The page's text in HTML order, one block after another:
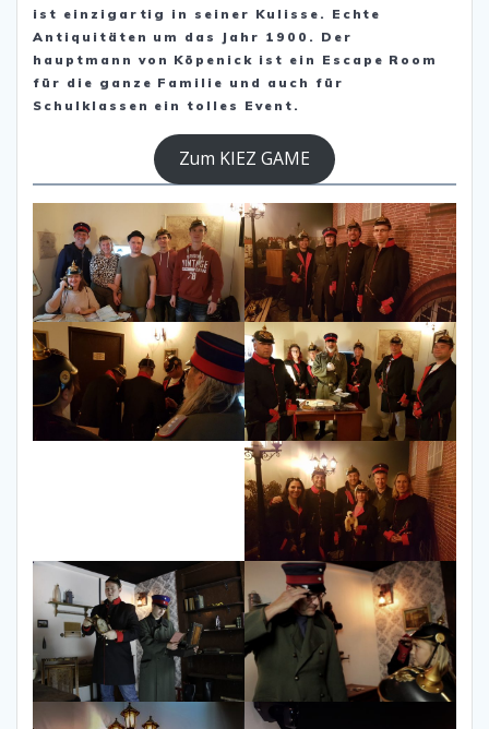
ist einzigartig in seiner Kulisse. Echte
Antiquitäten um das Jahr 1900. Der
hauptmann von Köpenick ist ein Escape Room
für die ganze Familie und auch für
Schulklassen ein tolles Event.
Zum KIEZ GAME